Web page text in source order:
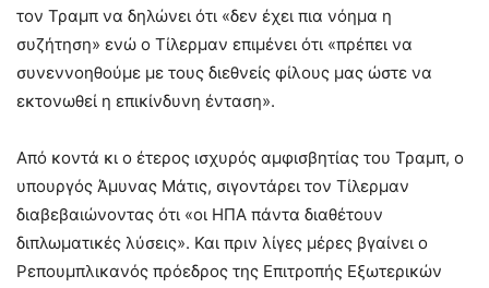
τον Τραμπ να δηλώνει ότι «δεν έχει πια νόημα η
συζήτηση» ενώ ο Τίλερμαν επιμένει ότι «πρέπει να
συνεννοηθούμε με τους διεθνείς φίλους μας ώστε να
εκτονωθεί η επικίνδυνη ένταση».
Από κοντά κι ο έτερος ισχυρός αμφισβητίας του Τραμπ, ο
υπουργός Άμυνας Μάτις, σιγοντάρει τον Τίλερμαν
διαβεβαιώνοντας ότι «οι ΗΠΑ πάντα διαθέτουν
διπλωματικές λύσεις». Και πριν λίγες μέρες βγαίνει ο
Ρεπουμπλικανός πρόεδρος της Επιτροπής Εξωτερικών